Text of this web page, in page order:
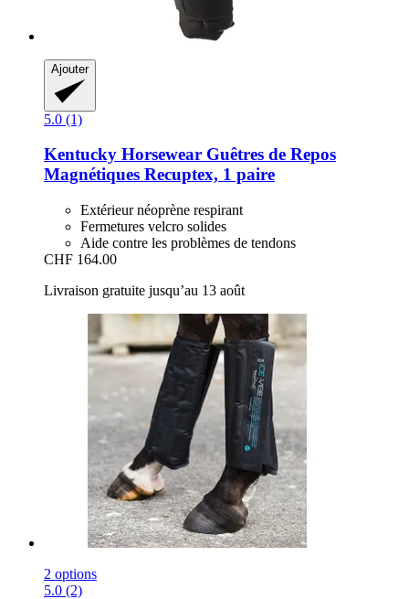
Ajouter
5.0 (1)
Kentucky Horsewear Guêtres de Repos
Magnétiques Recuptex, 1 paire
Extérieur néoprène respirant
Fermetures velcro solides
Aide contre les problèmes de tendons
CHF 164.00
Livraison gratuite jusqu’au 13 août
2 options
5.0 (2)